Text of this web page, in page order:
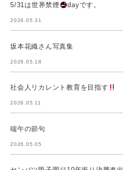
5/31は世界禁煙 dayです。
2026.05.31
坂本花織さん写真集
2026.05.18
社会人リカレント教育を目指す
2026.05.11
端午の節句
2026.05.05